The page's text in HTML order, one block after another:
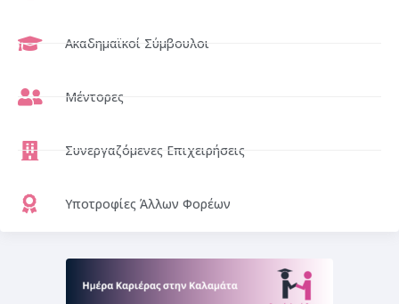
Ακαδημαϊκοί Σύμβουλοι
Μέντορες
Συνεργαζόμενες Επιχειρήσεις
Υποτροφίες Άλλων Φορέων